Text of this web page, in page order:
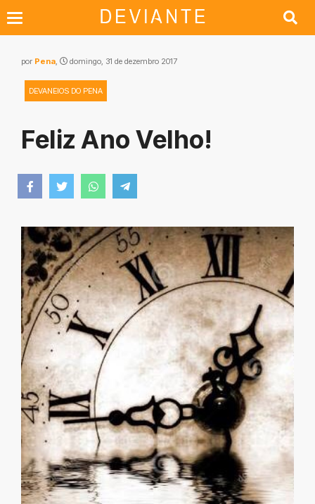
por Pena, domingo, 31 de dezembro 2017
DEVANEIOS DO PENA
Feliz Ano Velho!